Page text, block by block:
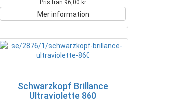
Pris från 96,00 kr
Mer information
Schwarzkopf Brillance
Ultraviolette 860